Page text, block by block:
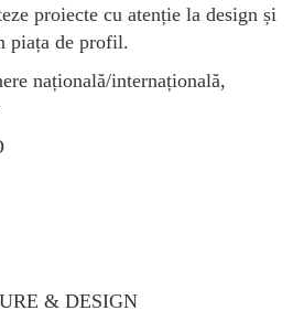
proiecte cu atenție la design și
piața de profil.
națională/internațională,
& DESIGN